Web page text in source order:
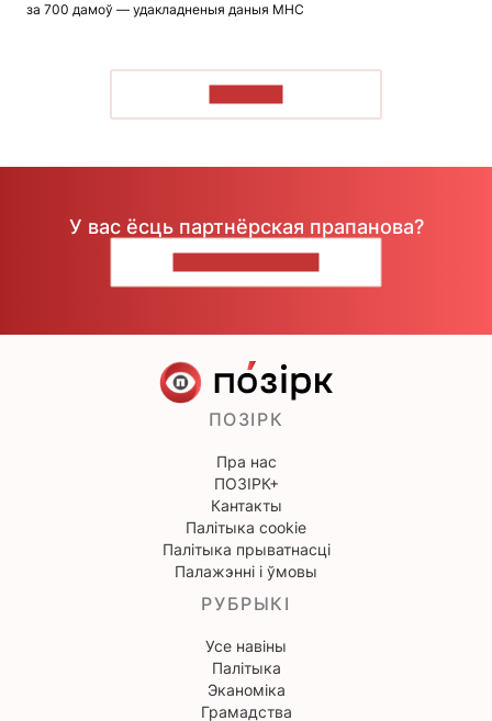
за 700 дамоў — удакладненыя даныя МНС
У вас ёсць партнёрская прапанова?
ПОЗІРК
Пра нас
ПОЗІРК+
Кантакты
Палітыка cookie
Палітыка прыватнасці
Палажэнні і ўмовы
РУБРЫКІ
Усе навіны
Палітыка
Эканоміка
Грамадства